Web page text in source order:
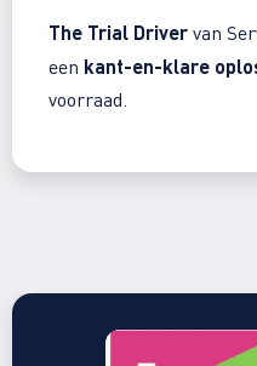
The Trial Driver van
een kant-en-klare
voorraad.